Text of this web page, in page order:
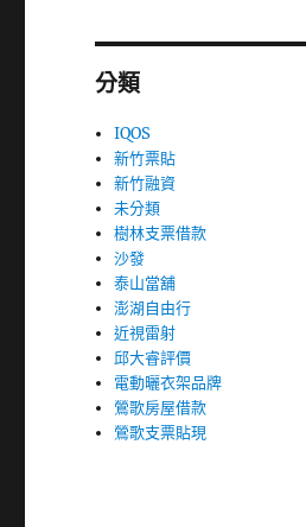
分類
IQOS
新竹票貼
新竹融資
未分類
樹林支票借款
沙發
泰山當舖
澎湖自由行
近視雷射
邱大睿評價
電動曬衣架品牌
鶯歌房屋借款
鶯歌支票貼現